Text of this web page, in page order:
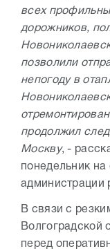
всех
дорожников,
позволили
непогоду в
продолжил
Москву, -
понедельник
администрации
В связи с
Волгоградской
перед